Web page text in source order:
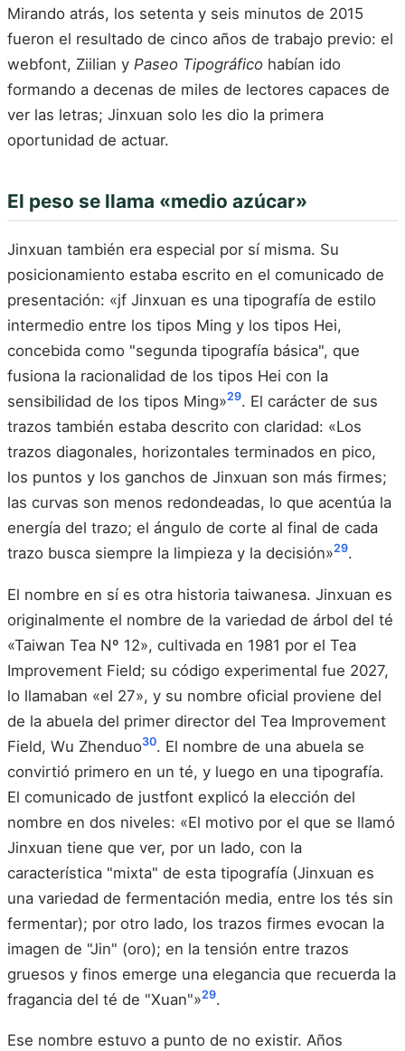
Mirando atrás, los setenta y seis minutos de 2015
fueron el resultado de cinco años de trabajo previo: el
webfont, Ziilian y Paseo Tipográfico habían ido
formando a decenas de miles de lectores capaces de
ver las letras; Jinxuan solo les dio la primera
oportunidad de actuar.
El peso se llama «medio azúcar»
Jinxuan también era especial por sí misma. Su
posicionamiento estaba escrito en el comunicado de
presentación: «jf Jinxuan es una tipografía de estilo
intermedio entre los tipos Ming y los tipos Hei,
concebida como "segunda tipografía básica", que
fusiona la racionalidad de los tipos Hei con la
sensibilidad de los tipos Ming»29. El carácter de sus
trazos también estaba descrito con claridad: «Los
trazos diagonales, horizontales terminados en pico,
los puntos y los ganchos de Jinxuan son más firmes;
las curvas son menos redondeadas, lo que acentúa la
energía del trazo; el ángulo de corte al final de cada
trazo busca siempre la limpieza y la decisión»29.
El nombre en sí es otra historia taiwanesa. Jinxuan es
originalmente el nombre de la variedad de árbol del té
«Taiwan Tea Nº 12», cultivada en 1981 por el Tea
Improvement Field; su código experimental fue 2027,
lo llamaban «el 27», y su nombre oficial proviene del
de la abuela del primer director del Tea Improvement
Field, Wu Zhenduo30. El nombre de una abuela se
convirtió primero en un té, y luego en una tipografía.
El comunicado de justfont explicó la elección del
nombre en dos niveles: «El motivo por el que se llamó
Jinxuan tiene que ver, por un lado, con la
característica "mixta" de esta tipografía (Jinxuan es
una variedad de fermentación media, entre los tés sin
fermentar); por otro lado, los trazos firmes evocan la
imagen de "Jin" (oro); en la tensión entre trazos
gruesos y finos emerge una elegancia que recuerda la
fragancia del té de "Xuan"»29.
Ese nombre estuvo a punto de no existir. Años